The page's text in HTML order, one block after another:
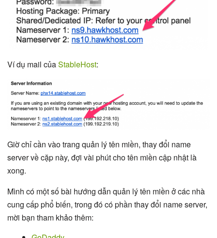
Ví dụ mail củaStableHost:
Giờ chỉ cần vào trang quản lý tên miền, thay đổi name
server về cặp này, đợi vài phút cho tên miền cập nhật là
xong.
Mình có một số bài hướng dẫn quản lý tên miền ở các nhà
cung cấp phổ biến, trong đó có phần thay đổi name server,
mời bạn tham khảo thêm: